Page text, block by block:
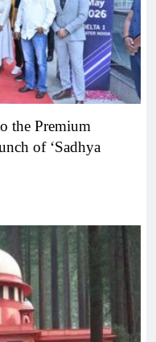
the Premium
of ‘Sadhya